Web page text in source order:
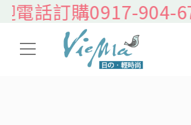
訂購0917-904-